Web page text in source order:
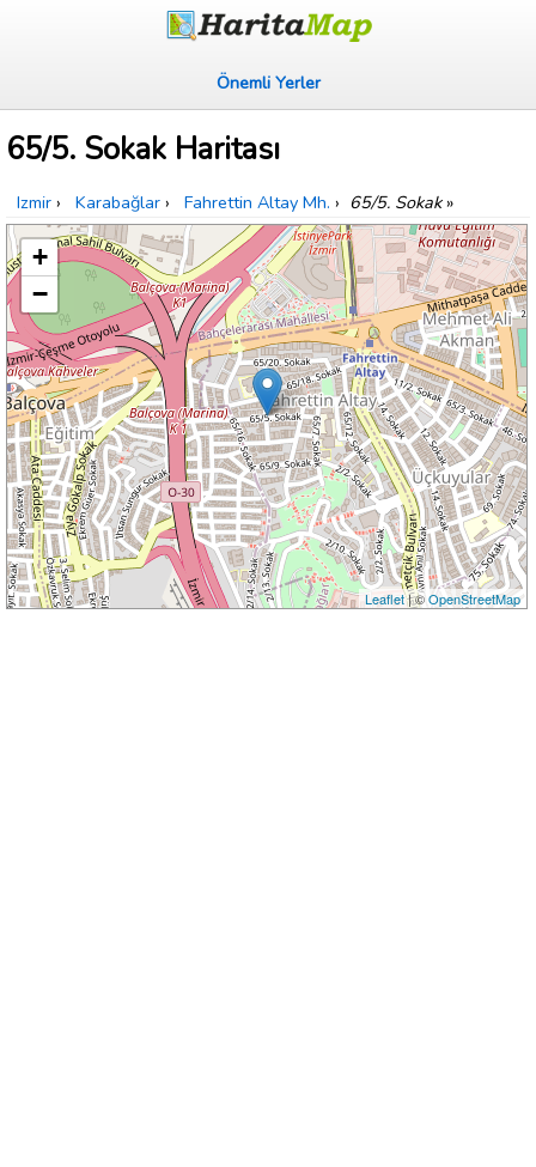
Önemli Yerler
65/5. Sokak Haritası
Izmir › Karabağlar › Fahrettin Altay Mh. › 65/5. Sokak»
+
−
Leaflet| ©OpenStreetMap